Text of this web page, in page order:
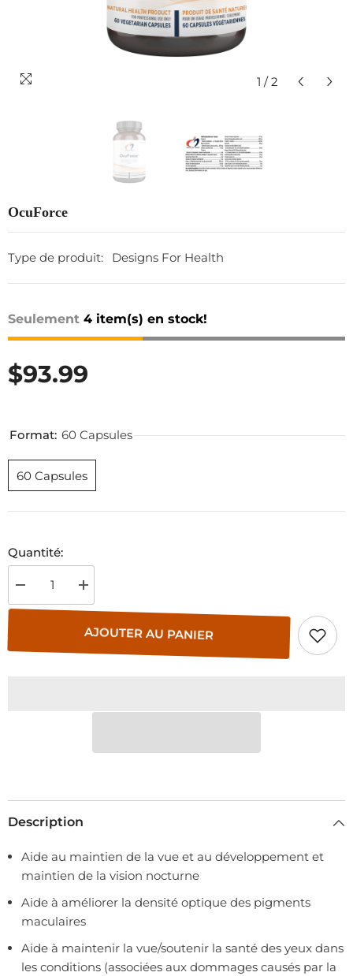
1 / 2
OcuForce
Type de produit: Designs For Health
Seulement 4 item(s) en stock!
$93.99
Format: 60 Capsules
60 Capsules
Quantité:
Diminuer
la
quantité
Augmenter
la
quantité
pour
OcuForce
AJOUTER AU PANIER
Description
Aide au maintien de la vue et au développement et
maintien de la vision nocturne
Aide à améliorer la densité optique des pigments
maculaires
Aide à maintenir la vue/soutenir la santé des yeux dans
les conditions (associées aux dommages causés par la